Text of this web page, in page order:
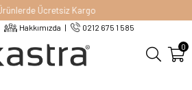
Kargo
Hakkımızda 0212 675 1 585
0
cm + Flash-N Kollu Sandalye)